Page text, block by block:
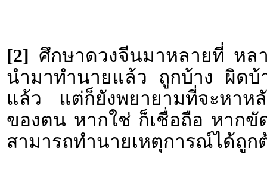
[2] ศึกษาดวงจีนมาหลายที่ หล
นำมาทำนายแล้ว ถูกบ้าง ผิดบ้
แล้ว แต่ก็ยังพยายามที่จะหาห
ของตน หากใช่ ก็เชื่อถือ หากขั
สามารถทำนายเหตุการณ์ได้ถูก